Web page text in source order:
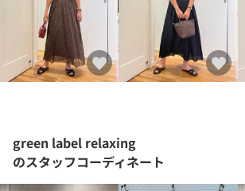
green label relaxing
のスタッフコーディネート